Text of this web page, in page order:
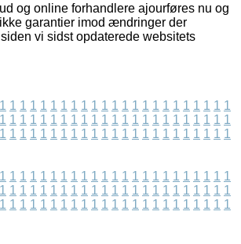
og online forhandlere ajourføres nu og
garantier imod ændringer der
vi sidst opdaterede websitets
1 1 1 1 1 1 1 1 1 1 1 1 1 1 1 1 1 1 1 1 1 1 1
1 1 1 1 1 1 1 1 1 1 1 1 1 1 1 1 1 1 1 1 1 1 1
1 1 1 1 1 1 1 1 1 1 1 1 1 1 1 1 1 1 1 1 1 1 1
1 1 1 1 1 1 1 1 1 1 1 1 1 1 1 1 1 1 1 1 1 1 1
1 1 1 1 1 1 1 1 1 1 1 1 1 1 1 1 1 1 1 1 1 1 1
1 1 1 1 1 1 1 1 1 1 1 1 1 1 1 1 1 1 1 1 1 1 1